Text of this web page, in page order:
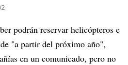
podrán reservar helicópteros e
"a partir del próximo año",
en un comunicado, pero no